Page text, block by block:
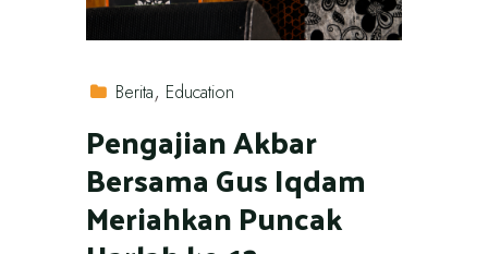
Berita Education
Pengajian Akbar
Bersama Gus Iqdam
Meriahkan Puncak